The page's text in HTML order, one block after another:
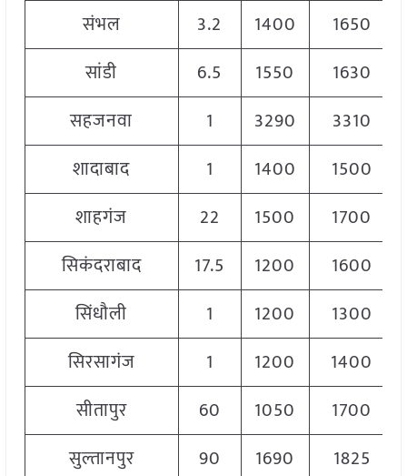
संभल
3.2 1400 1650
सांडी
6.5 1550 1630
सहजनवा
1 3290 3310
शादाबाद
1 1400 1500
शाहगंज
22 1500 1700
सिकंदराबाद
17.5 1200 1600
सिंधौली
1 1200 1300
सिरसागंज
1 1200 1400
सीतापुर
60 1050 1700
सुल्तानपुर
90 1690 1825